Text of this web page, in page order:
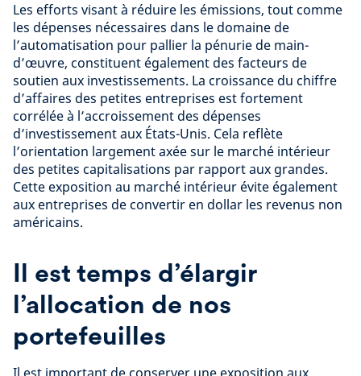
Les efforts visant à réduire les émissions, tout comme
les dépenses nécessaires dans le domaine de
l’automatisation pour pallier la pénurie de main-
d’œuvre, constituent également des facteurs de
soutien aux investissements. La croissance du chiffre
d’affaires des petites entreprises est fortement
corrélée à l’accroissement des dépenses
d’investissement aux États-Unis. Cela reflète
l’orientation largement axée sur le marché intérieur
des petites capitalisations par rapport aux grandes.
Cette exposition au marché intérieur évite également
aux entreprises de convertir en dollar les revenus non
américains.
Il est temps d’élargir
l’allocation de nos
portefeuilles